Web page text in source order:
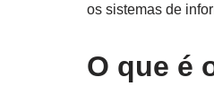
os sistemas de
O que é